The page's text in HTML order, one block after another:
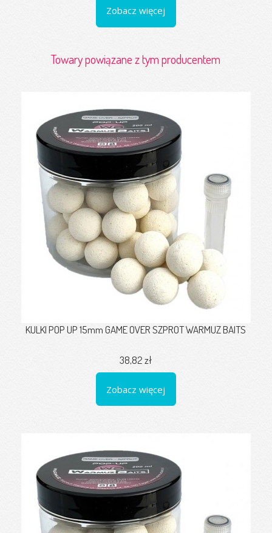
Zobacz więcej
Towary powiązane z tym producentem
KULKI POP UP 15mm GAME OVER SZPROT WARMUZ BAITS
38,82 zł
Zobacz więcej